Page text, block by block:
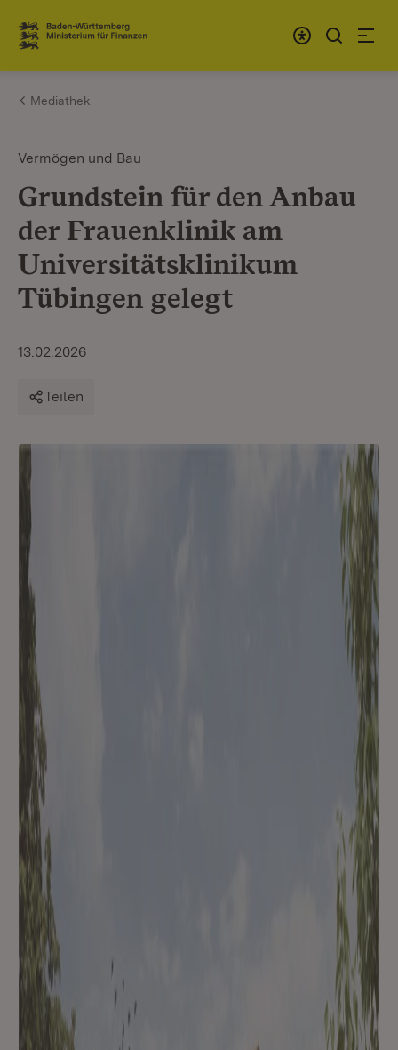
Zum Inhalt springen
Link zur Startseite
Mediathek
Vermögen und Bau
Grundstein für den Anbau
der Frauenklinik am
Universitätsklinikum
Tübingen gelegt
13.02.2026
Teilen